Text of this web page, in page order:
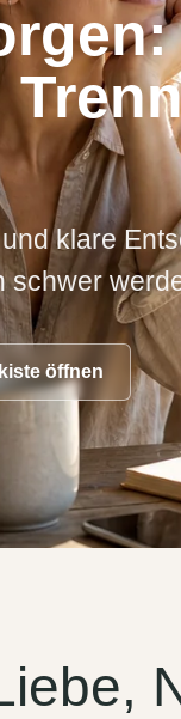
klare
schwer
öffnen